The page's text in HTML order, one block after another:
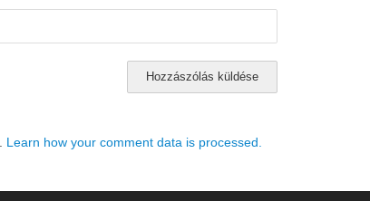
Learn how your comment data is processed.